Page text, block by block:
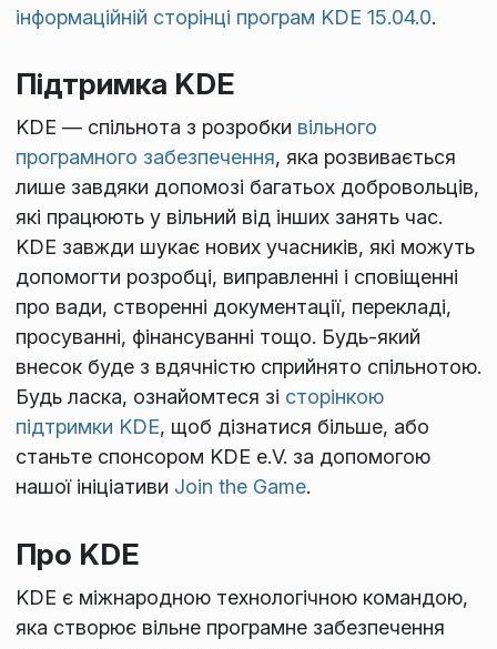
інформаційній сторінці програм KDE 15.04.0.
Підтримка KDE
KDE — спільнота з розробки вільного
програмного забезпечення, яка розвивається
лише завдяки допомозі багатьох добровольців,
які працюють у вільний від інших занять час.
KDE завжди шукає нових учасників, які можуть
допомогти розробці, виправленні і сповіщенні
про вади, створенні документації, перекладі,
просуванні, фінансуванні тощо. Будь-який
внесок буде з вдячністю сприйнято спільнотою.
Будь ласка, ознайомтеся зі сторінкою
підтримки KDE, щоб дізнатися більше, або
станьте спонсором KDE e.V. за допомогою
нашої ініціативи Join the Game.
Про KDE
KDE є міжнародною технологічною командою,
яка створює вільне програмне забезпечення